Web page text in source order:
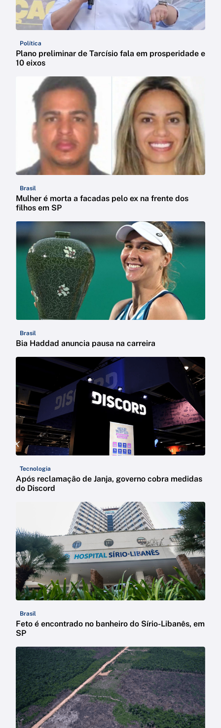
Política
Plano preliminar de Tarcísio fala em prosperidade e
10 eixos
Brasil
Mulher é morta a facadas pelo ex na frente dos
filhos em SP
Brasil
Bia Haddad anuncia pausa na carreira
Tecnologia
Após reclamação de Janja, governo cobra medidas
do Discord
Brasil
Feto é encontrado no banheiro do Sírio-Libanês, em
SP